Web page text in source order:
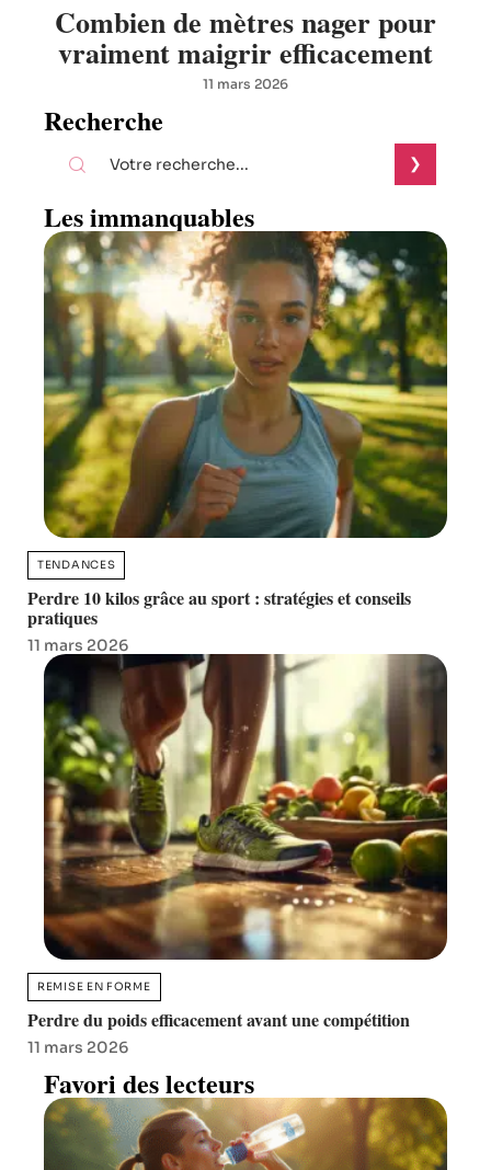
Combien de mètres nager pour
vraiment maigrir efficacement
11 mars 2026
Recherche
Les immanquables
TENDANCES
Perdre 10 kilos grâce au sport : stratégies et conseils
pratiques
11 mars 2026
REMISE EN FORME
Perdre du poids efficacement avant une compétition
11 mars 2026
Favori des lecteurs